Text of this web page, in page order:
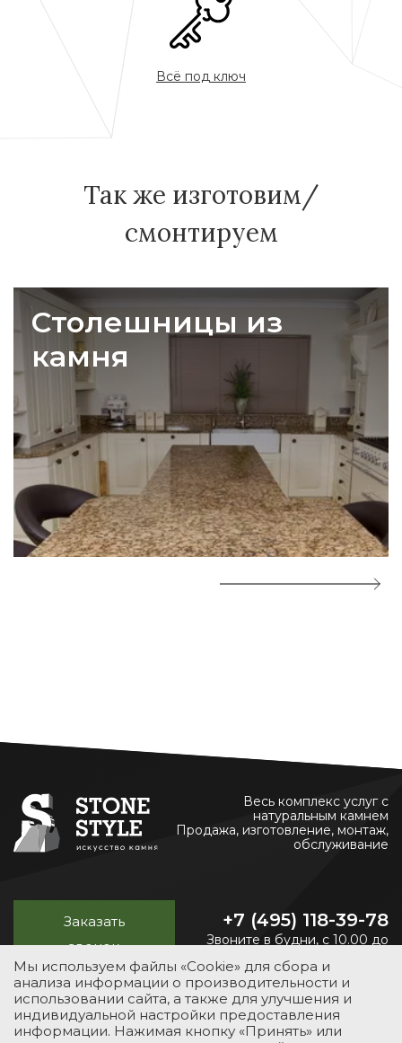
Всё под ключ
Так же изготовим/
смонтируем
Столешницы из
камня
Весь комплекс услуг с
натуральным камнем
Продажа, изготовление, монтаж,
обслуживание
Заказать
звонок
+7 (495) 118-39-78
Звоните в будни, с 10.00 до
УСЛУГИ КАТАЛОГ ПОРТФОЛИО О КОМПАНИИ
Мы используем файлы «Cookie» для сбора и
анализа информации о производительности и
использовании сайта, а также для улучшения и
индивидуальной настройки предоставления
информации. Нажимая кнопку «Принять» или